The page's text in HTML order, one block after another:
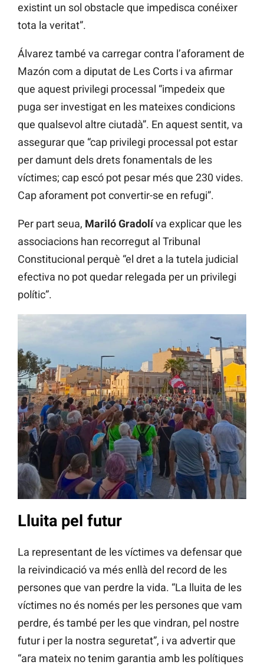
existint un sol obstacle que impedisca conéixer
tota la veritat”.
Álvarez també va carregar contra l’aforament de
Mazón com a diputat de Les Corts i va afirmar
que aquest privilegi processal “impedeix que
puga ser investigat en les mateixes condicions
que qualsevol altre ciutadà”. En aquest sentit, va
assegurar que “cap privilegi processal pot estar
per damunt dels drets fonamentals de les
víctimes; cap escó pot pesar més que 230 vides.
Cap aforament pot convertir-se en refugi”.
Per part seua, Mariló Gradolíva explicar que les
associacions han recorregut al Tribunal
Constitucional perquè “el dret a la tutela judicial
efectiva no pot quedar relegada per un privilegi
polític”.
Lluita pel futur
La representant de les víctimes va defensar que
la reivindicació va més enllà del record de les
persones que van perdre la vida. “La lluita de les
víctimes no és només per les persones que vam
perdre, és també per les que vindran, pel nostre
futur i per la nostra seguretat”, i va advertir que
“ara mateix no tenim garantia amb les polítiques